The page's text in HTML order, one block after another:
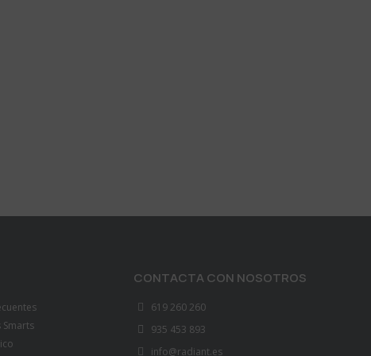
Smarts
CONTACTA CON NOSOTROS
619 260 260
935 453 893
info@radiant.es